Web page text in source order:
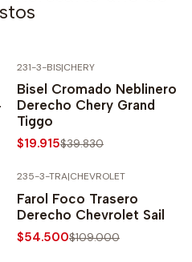
231-3-BIS|CHERY
Bisel Cromado Neblinero
Derecho Chery Grand
Tiggo
$19.915$39.830
235-3-TRA|CHEVROLET
Farol Foco Trasero
Derecho Chevrolet Sail
$54.500$109.000